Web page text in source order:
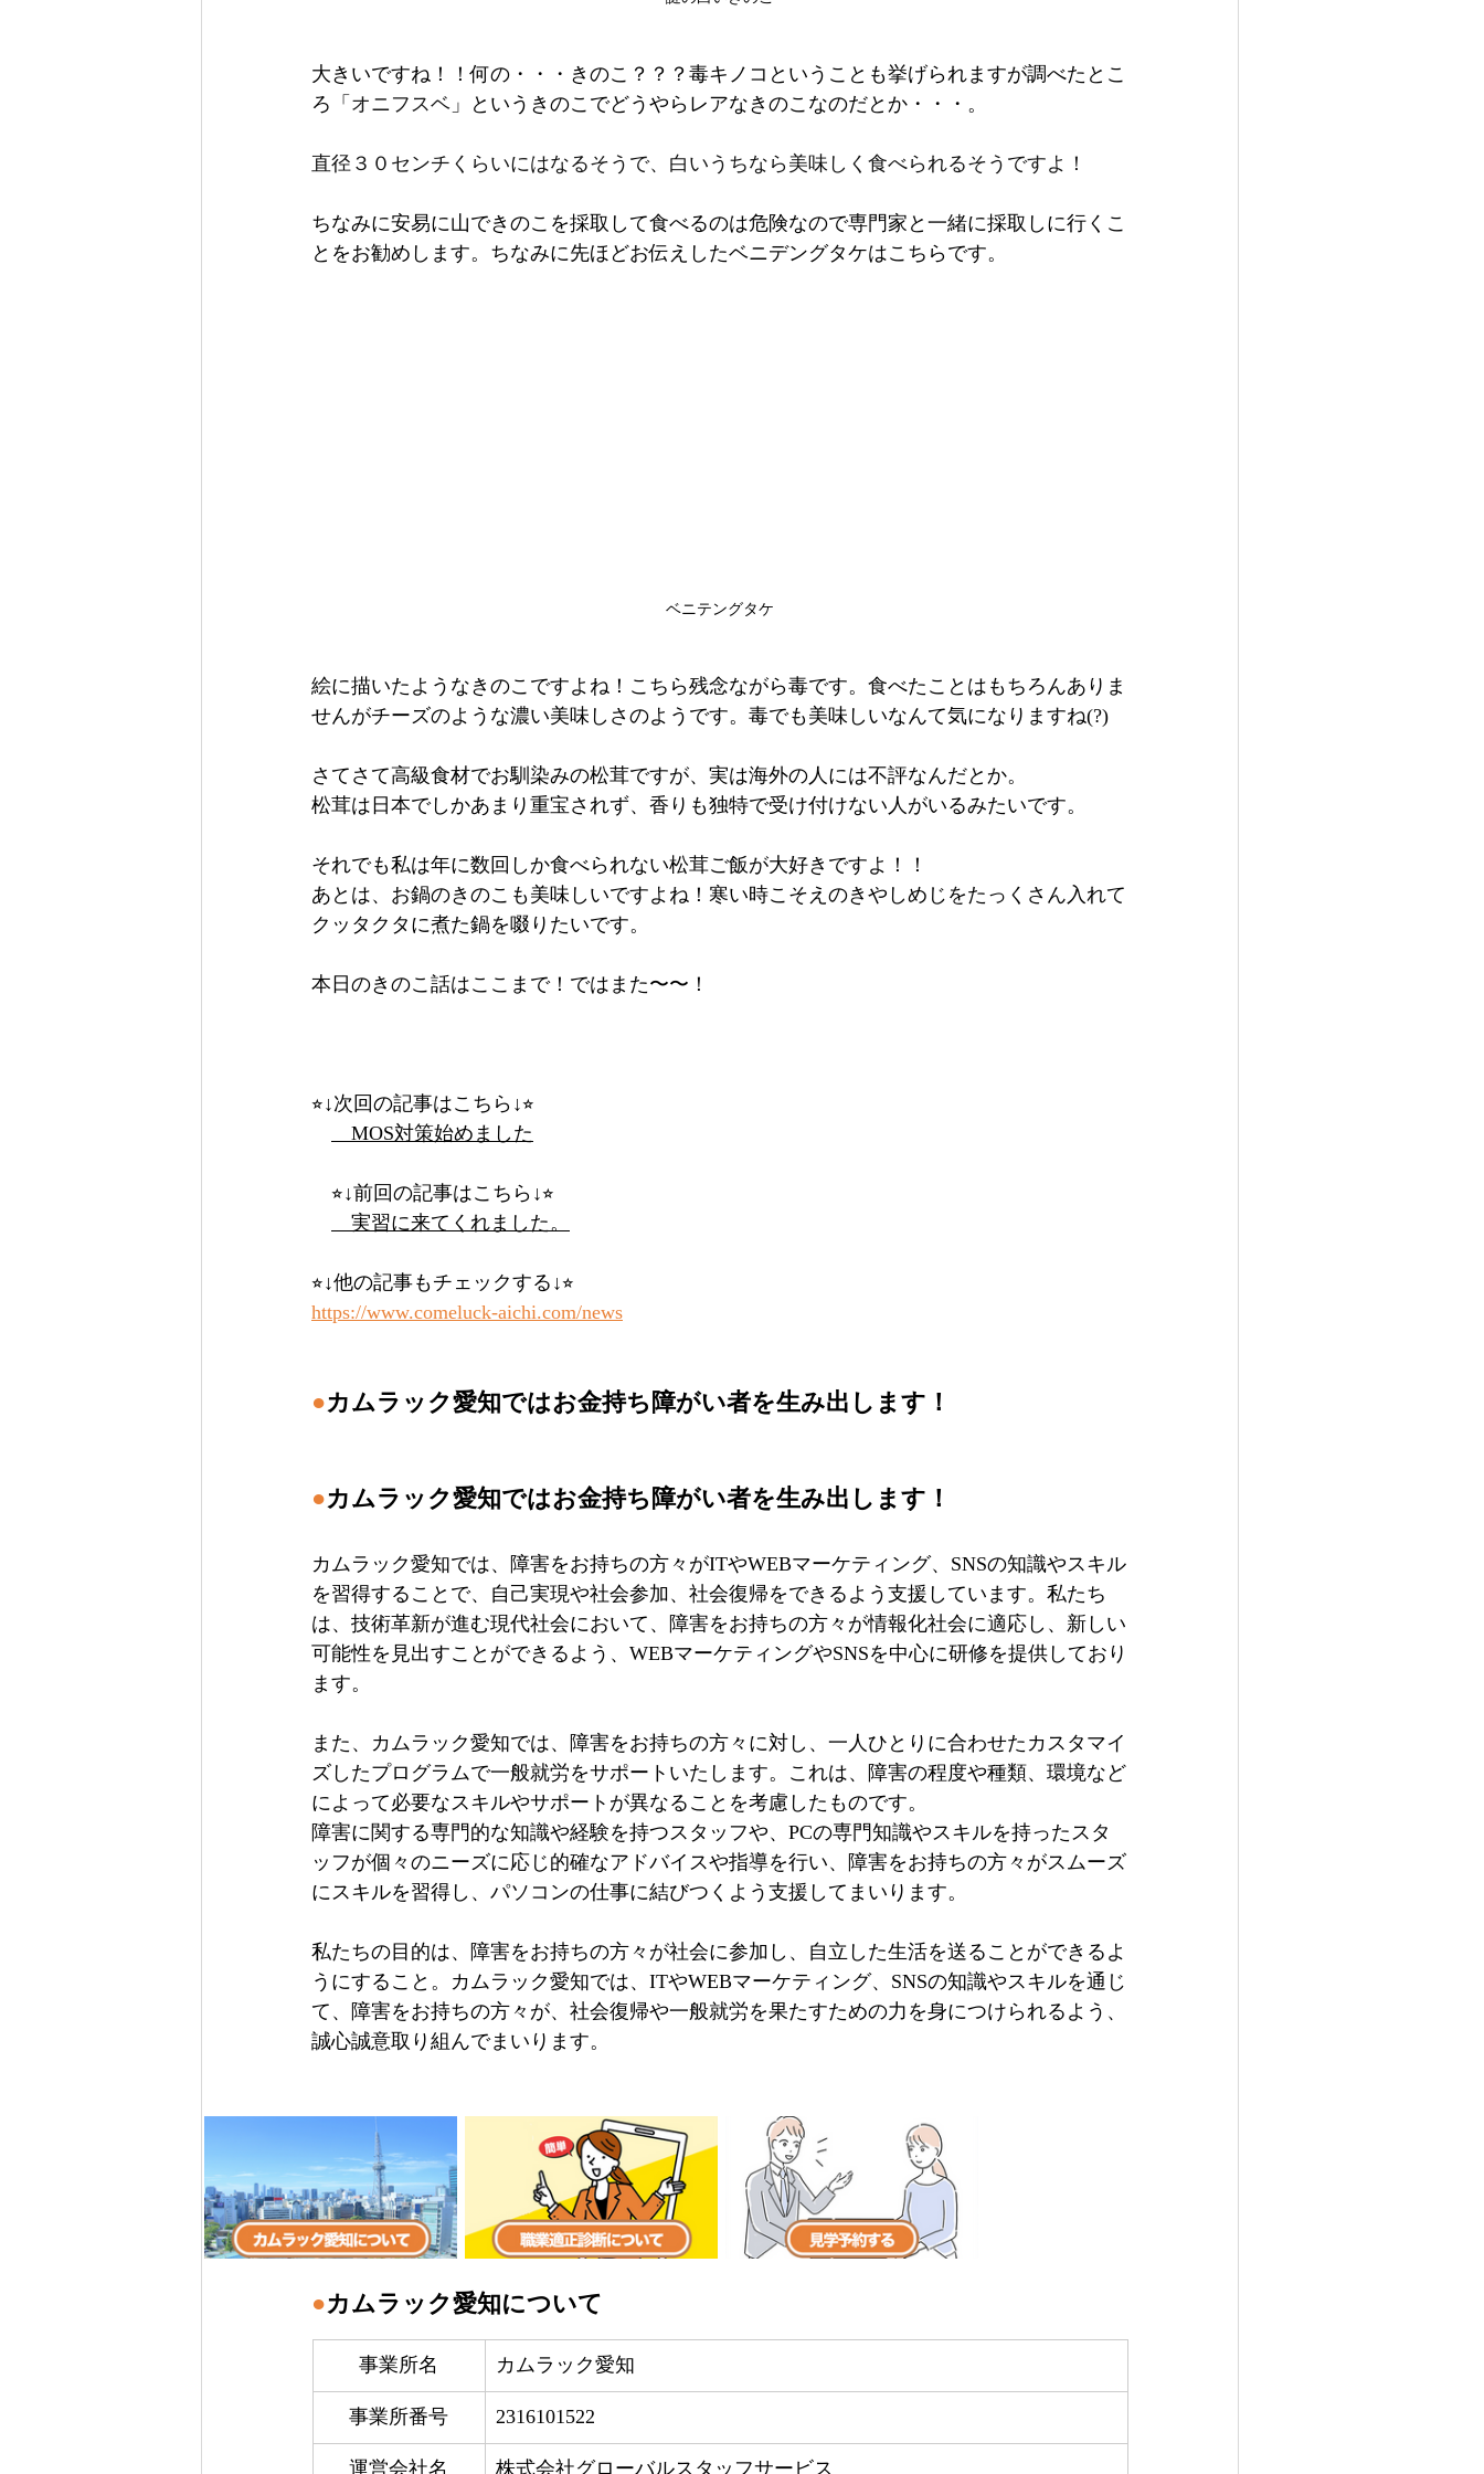
大きいですね！！何の・・・きのこ？？？毒キノコということも挙げられますが調べたとこ
ろ「 オニフスベ 」というきのこでどうやらレアなきのこなのだとか・・・。
直径３０センチくらいにはなるそうで、白いうちなら美味しく食べられるそうですよ！
ちなみに安易に山できのこを採取して食べるのは危険なので専門家と一緒に採取しに行くこ
とをお勧めします。ちなみに先ほどお伝えしたベニデングタケはこちらです。
ベニテングタケ
絵に描いたようなきのこですよね！こちら残念ながら毒です。食べたことはもちろんありま
せんがチーズのような濃い美味しさのようです。毒でも美味しいなんて気になりますね(?)
さてさて高級食材でお馴染みの松茸ですが、実は海外の人には不評なんだとか。
松茸は日本でしかあまり重宝されず、香りも独特で受け付けない人がいるみたいです。
それでも私は年に数回しか食べられない松茸ご飯が大好きですよ！！
あとは、お鍋のきのこも美味しいですよね！寒い時こそえのきやしめじをたっくさん入れて
クッタクタに煮た鍋を啜りたいです。
本日のきのこ話はここまで！ではまた〜〜！
⭐︎↓次回の記事はこちら↓⭐︎
MOS対策始めました
⭐︎↓前回の記事はこちら↓⭐︎
実習に来てくれました。
⭐︎↓他の記事もチェックする↓⭐︎
https://www.comeluck-aichi.com/news
●カムラック愛知ではお金持ち障がい者を生み出します！
●カムラック愛知ではお金持ち障がい者を生み出します！
カムラック愛知では、障害をお持ちの方々がITやWEBマーケティング、SNSの知識やスキル
を習得することで、自己実現や社会参加、社会復帰をできるよう支援しています。私たち
は、技術革新が進む現代社会において、障害をお持ちの方々が情報化社会に適応し、新しい
可能性を見出すことができるよう、WEBマーケティングやSNSを中心に研修を提供しており
ます。
また、カムラック愛知では、障害をお持ちの方々に対し、一人ひとりに合わせたカスタマイ
ズしたプログラムで一般就労をサポートいたします。これは、障害の程度や種類、環境など
によって必要なスキルやサポートが異なることを考慮したものです。
障害に関する専門的な知識や経験を持つスタッフや、PCの専門知識やスキルを持ったスタ
ッフが個々のニーズに応じ的確なアドバイスや指導を行い、障害をお持ちの方々がスムーズ
にスキルを習得し、パソコンの仕事に結びつくよう支援してまいります。
私たちの目的は、障害をお持ちの方々が社会に参加し、自立した生活を送ることができるよ
うにすること。カムラック愛知では、ITやWEBマーケティング、SNSの知識やスキルを通じ
て、障害をお持ちの方々が、社会復帰や一般就労を果たすための力を身につけられるよう、
誠心誠意取り組んでまいります。
●カムラック愛知について
事業所名 カムラック愛知
事業所番号 2316101522
運営会社名 株式会社グローバルスタッフサービス